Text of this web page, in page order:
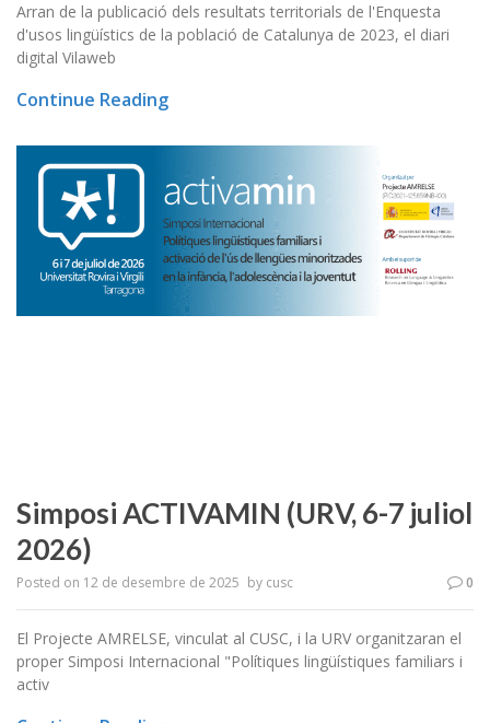
Arran de la publicació dels resultats territorials de l'Enquesta
d'usos lingüístics de la població de Catalunya de 2023, el diari
digital Vilaweb
Continue Reading
Simposi ACTIVAMIN (URV, 6-7 juliol
2026)
Posted on 12 de desembre de 2025 by cusc 0
El Projecte AMRELSE, vinculat al CUSC, i la URV organitzaran el
proper Simposi Internacional "Polítiques lingüístiques familiars i
activ